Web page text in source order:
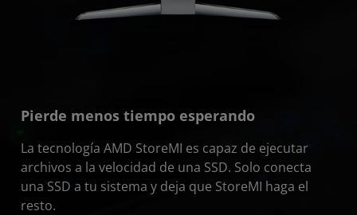
Pierde menos tiempo esperando
La tecnología AMD StoreMI es capaz de ejecutar
archivos a la velocidad de una SSD. Solo conecta
una SSD a tu sistema y deja que StoreMI haga el
resto.